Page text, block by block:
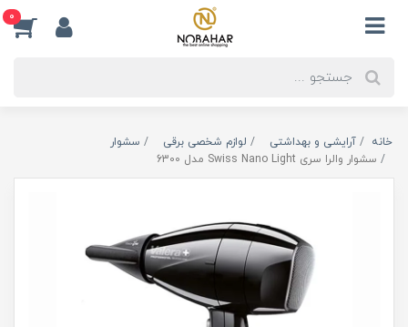
0
خانه آرایشی و بهداشتی لوازم شخصی برقی
سشوار
سشوار والرا سری Swiss Nano Light مدل 6300